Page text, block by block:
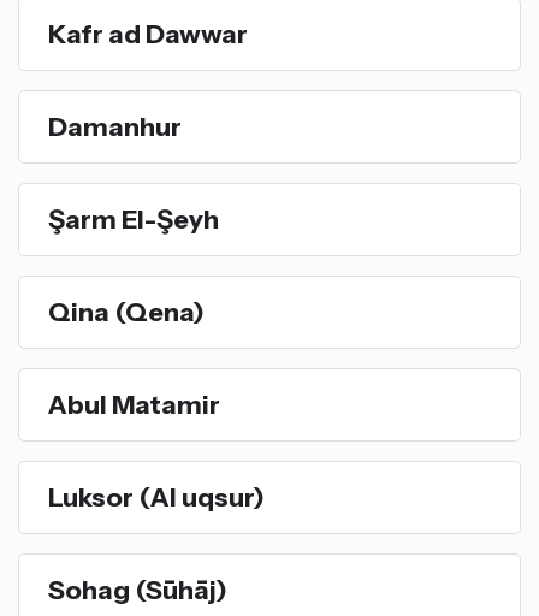
Kafr ad Dawwar
Damanhur
Şarm El-Şeyh
Qina (Qena)
Abul Matamir
Luksor (Al uqsur)
Sohag (Sūhāj)